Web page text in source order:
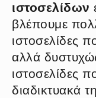
ιστοσελίδων
βλέπουμε
ιστοσελίδες
αλλά
ιστοσελίδες
διαδικτυακά